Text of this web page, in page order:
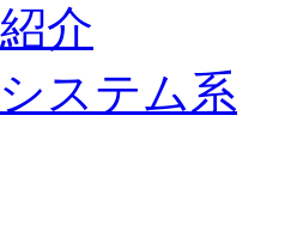
介
ステム系